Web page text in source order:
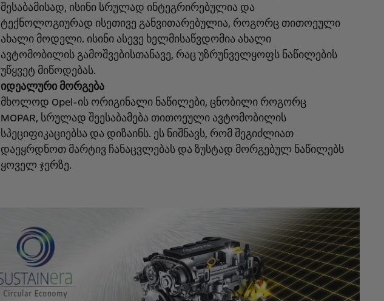
შესაბამისად, ისინი სრულად ინტეგრირებულია და
ტექნოლოგიურად ისეთივე განვითარებულია, როგორც თითოეული
ახალი მოდელი. ისინი ასევე ხელმისაწვდომია ახალი
ავტომობილის გამოშვებისთანავე, რაც უზრუნველყოფს ნაწილების
უწყვეტ მიწოდებას.
იდეალური მორგება
მხოლოდ Opel-ის ორიგინალი ნაწილები, ცნობილი როგორც
MOPAR, სრულად შეესაბამება თითოეული ავტომობილის
სპეციფიკაციებსა და დიზაინს. ეს ნიშნავს, რომ შეგიძლიათ
დაეყრდნოთ მარტივ ჩანაცვლებას და ზუსტად მორგებულ ნაწილებს
ყოველ ჯერზე.